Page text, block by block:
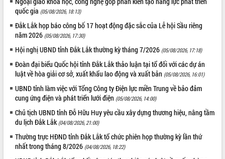
du khách thông qua Hệ thống cơ sở dữ
liệu và Bản đồ số
Tập huấn ứng dụng trí tuệ nhân tạo (AI)
trong thương mại điện tử năm 2026
Đoàn đại biểu Quốc hội tỉnh Đắk Lắk
trao đổi thông tin trước Kỳ họp thứ
nhất, Quốc hội khóa XVI
Quyết liệt cải cách hành chính, khơi
thông nguồn lực phát triển
Nâng cao hiệu lực, hiệu quả HĐND
tỉnh thông qua hiện đại hóa hành chính
Xã Ea Phê gắn cải cách hành chính với
chuyển đổi số
Phó Chủ tịch Thường trực UBND tỉnh
quốc gia (05/08/2026, 18:13)
Đắk Lắk họp báo công bố 17 hoạt động đặc sắc của Lễ hội Sầu riêng
năm 2026 (05/08/2026, 17:30)
Hội nghị UBND tỉnh Đắk Lắk thường kỳ tháng 7/2026 (05/08/2026, 17:18)
Đoàn đại biểu Quốc hội tỉnh Đắk Lắk thảo luận tại tổ đối với các dự án
luật về hòa giải cơ sở, xuất khẩu lao động và xuất bản (05/08/2026, 16:01)
UBND tỉnh làm việc với Tổng Công ty Điện lực miền Trung về bảo đảm
cung ứng điện và phát triển lưới điện (05/08/2026, 14:00)
Chủ tịch UBND tỉnh Đỗ Hữu Huy yêu cầu xây dựng thương hiệu, nâng tầm
du lịch Đắk Lắk (04/08/2026, 21:00)
Thường trực HĐND tỉnh Đắk Lắk tổ chức phiên họp thường kỳ lần thứ
nhất trong tháng 8/2026 (04/08/2026, 18:22)